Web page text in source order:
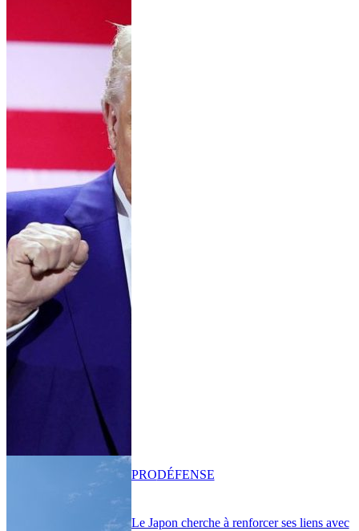
Le Japon cherche à renforcer ses liens avec
PRODÉFENSE